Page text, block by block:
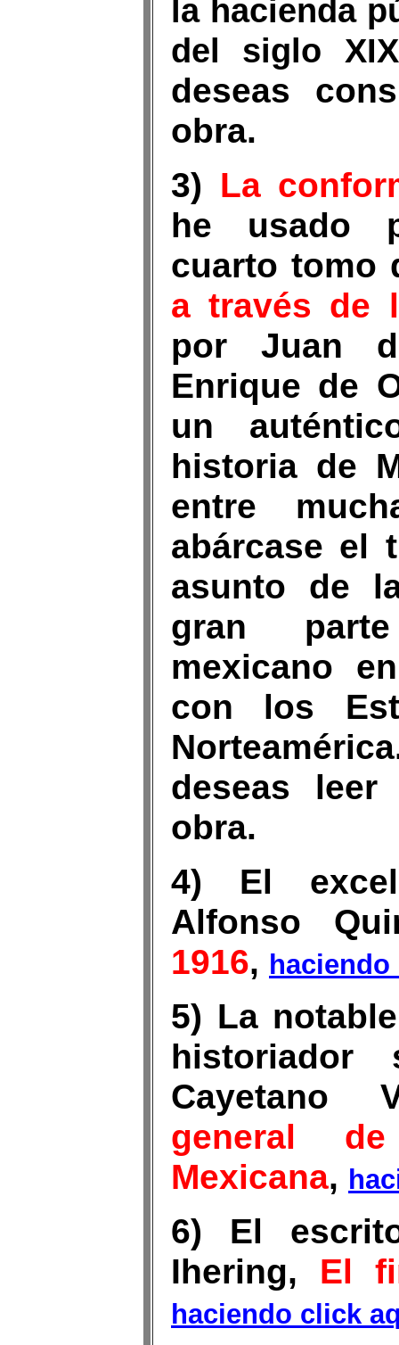
la hacienda
del siglo
deseas
obra.
3) La
he usado
cuarto tomo
a través de
por Juan
Enrique de
un
historia de
entre
abárcase el
asunto de
gran
mexicano
con los
deseas
obra.
4) El
Alfonso
1916,
5) La
historiador
Cayetano
general
Mexicana,
6) El
Ihering, El
haciendo click